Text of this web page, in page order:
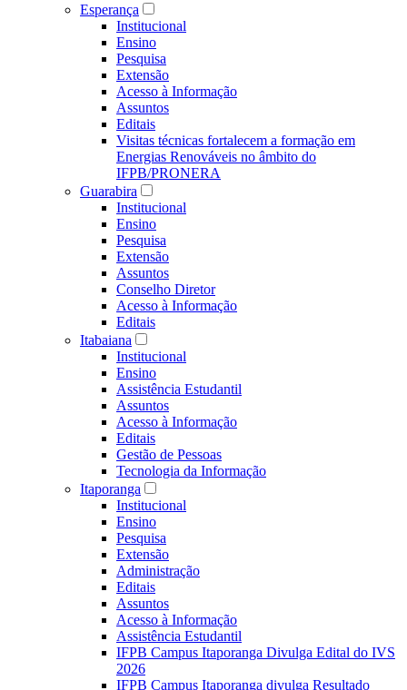
Esperança
Institucional
Ensino
Pesquisa
Extensão
Acesso à Informação
Assuntos
Editais
Visitas técnicas fortalecem a formação em
Energias Renováveis no âmbito do
IFPB/PRONERA
Guarabira
Institucional
Ensino
Pesquisa
Extensão
Assuntos
Conselho Diretor
Acesso à Informação
Editais
Itabaiana
Institucional
Ensino
Assistência Estudantil
Assuntos
Acesso à Informação
Editais
Gestão de Pessoas
Tecnologia da Informação
Itaporanga
Institucional
Ensino
Pesquisa
Extensão
Administração
Editais
Assuntos
Acesso à Informação
Assistência Estudantil
IFPB Campus Itaporanga Divulga Edital do IVS
2026
IFPB Campus Itaporanga divulga Resultado